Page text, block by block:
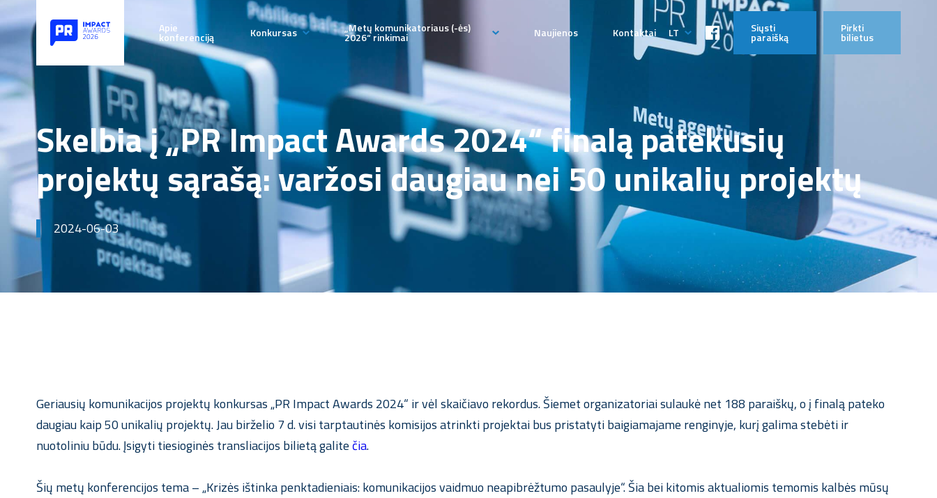
Apie
konferenciją Konkursas
Taisyklės
Paraiškų pateikimo
D.U.K.
Patarimai
„Metų komunikatoriaus (-ės)
2026“ rinkimai
„Metų komunikatoriaus (-
ės) 2026“ paraiška
„Metų komunikatoriaus (-
ės)“ rinkimų komisija
Naujienos Kontaktai LT Siųsti
paraišką
Pirkti
bilietus
Skelbia į „PR Impact Awards 2024“ finalą patekusių
projektų sąrašą: varžosi daugiau nei 50 unikalių projektų
2024-06-03
Geriausių komunikacijos projektų konkursas „PR Impact Awards 2024“ ir vėl skaičiavo rekordus. Šiemet organizatoriai sulaukė net 188 paraiškų, o į finalą pateko
daugiau kaip 50 unikalių projektų. Jau birželio 7 d. visi tarptautinės komisijos atrinkti projektai bus pristatyti baigiamajame renginyje, kurį galima stebėti ir
nuotoliniu būdu. Įsigyti tiesioginės transliacijos bilietą galite čia.
Šių metų konferencijos tema – „Krizės ištinka penktadieniais: komunikacijos vaidmuo neapibrėžtumo pasaulyje“. Šia bei kitomis aktualiomis temomis kalbės mūsų